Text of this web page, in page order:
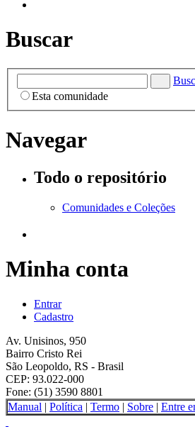
Buscar
Esta comunidade
Navegar
Todo o repositório
Comunidades e Coleções
Minha conta
Entrar
Cadastro
Av. Unisinos, 950
Bairro Cristo Rei
São Leopoldo, RS - Brasil
CEP: 93.022-000
Fone: (51) 3590 8801
Manual | Política | Termo | Sobre | Entre